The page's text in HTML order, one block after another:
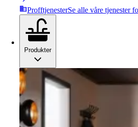
ProfftjenesterSe alle våre tjenester
Produkter